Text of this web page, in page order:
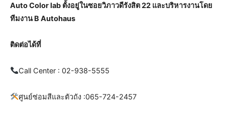
Auto Color lab ตั้งอยู่ในซอยวิภาวดีรังสิต 22 และบริหารงานโดย
ทีมงาน B Autohaus
ติดต่อได้ที่
Call Center : 02-938-5555
ศูนย์ซ่อมสีและตัวถัง :065-724-2457